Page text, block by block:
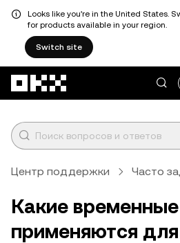
Looks like you're in the United States.
for products available in your region.
Switch site
Центр поддержки Часто
Какие
применяются для